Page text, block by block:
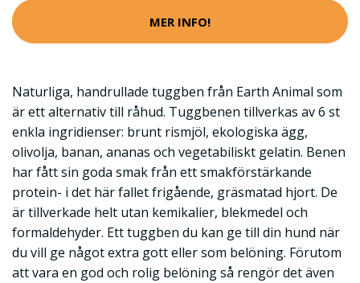
MER INFO!
Naturliga, handrullade tuggben från Earth Animal som
är ett alternativ till råhud. Tuggbenen tillverkas av 6 st
enkla ingridienser: brunt rismjöl, ekologiska ägg,
olivolja, banan, ananas och vegetabiliskt gelatin. Benen
har fått sin goda smak från ett smakförstärkande
protein- i det här fallet frigående, gräsmatad hjort. De
är tillverkade helt utan kemikalier, blekmedel och
formaldehyder. Ett tuggben du kan ge till din hund när
du vill ge något extra gott eller som belöning. Förutom
att vara en god och rolig belöning så rengör det även